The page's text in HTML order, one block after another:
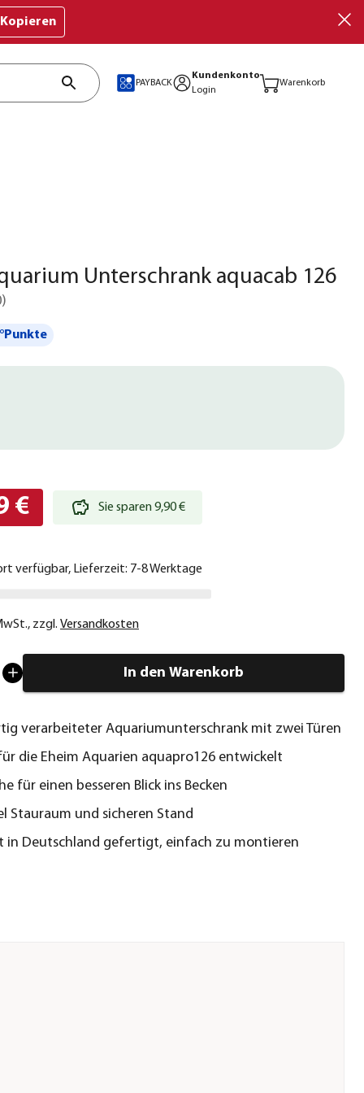
Kopieren
PAYBACK
Kundenkonto
Login
Warenkorb
Unterschrank aquacab 126
)
€ Sie sparen 9,90 €
verfügbar, Lieferzeit: 7-8 Werktage
, zzgl. Versandkosten
In den Warenkorb
verarbeiteter Aquariumunterschrank mit zwei Türen
die Eheim Aquarien aquapro126 entwickelt
für einen besseren Blick ins Becken
Stauraum und sicheren Stand
in Deutschland gefertigt, einfach zu montieren